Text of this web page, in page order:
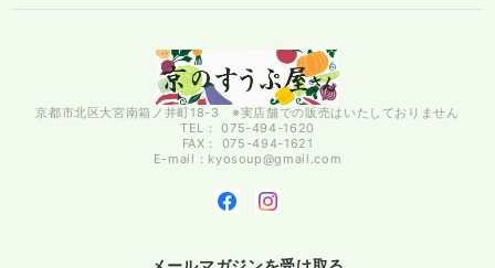
京都市北区大宮南箱ノ井町18-3 ※実店舗での販売はいたしておりません
TEL： 075-494-1620
FAX： 075-494-1621
E-mail： kyosoup@gmail.com